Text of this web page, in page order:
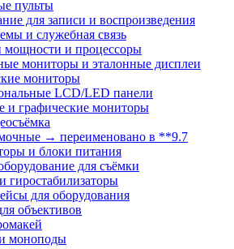
пульты
для записи и воспроизведения
и служебная связь
мощности и процессоры
мониторы и эталонные дисплеи
мониторы
LCD/LED панели
и графические мониторы
→ переименовано в **9.7
и блоки питания
для съёмки
гиростабилизаторы
для оборудования
объективов
моноподы